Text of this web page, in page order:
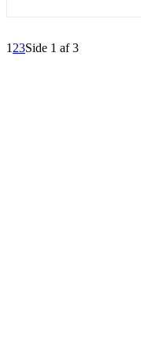
1 23Side 1 af 3